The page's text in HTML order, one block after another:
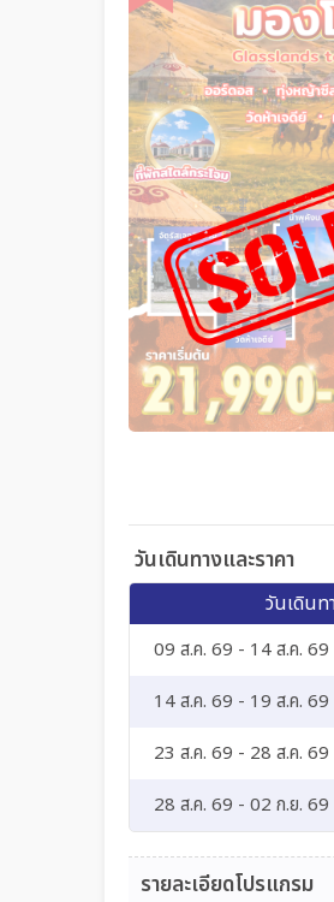
วันเดินทางและราคา
วันเดินท
09 ส.ค. 69 - 14 ส.ค. 69
14 ส.ค. 69 - 19 ส.ค. 69
23 ส.ค. 69 - 28 ส.ค. 69
28 ส.ค. 69 - 02 ก.ย. 69
รายละเอียดโปรแกรม